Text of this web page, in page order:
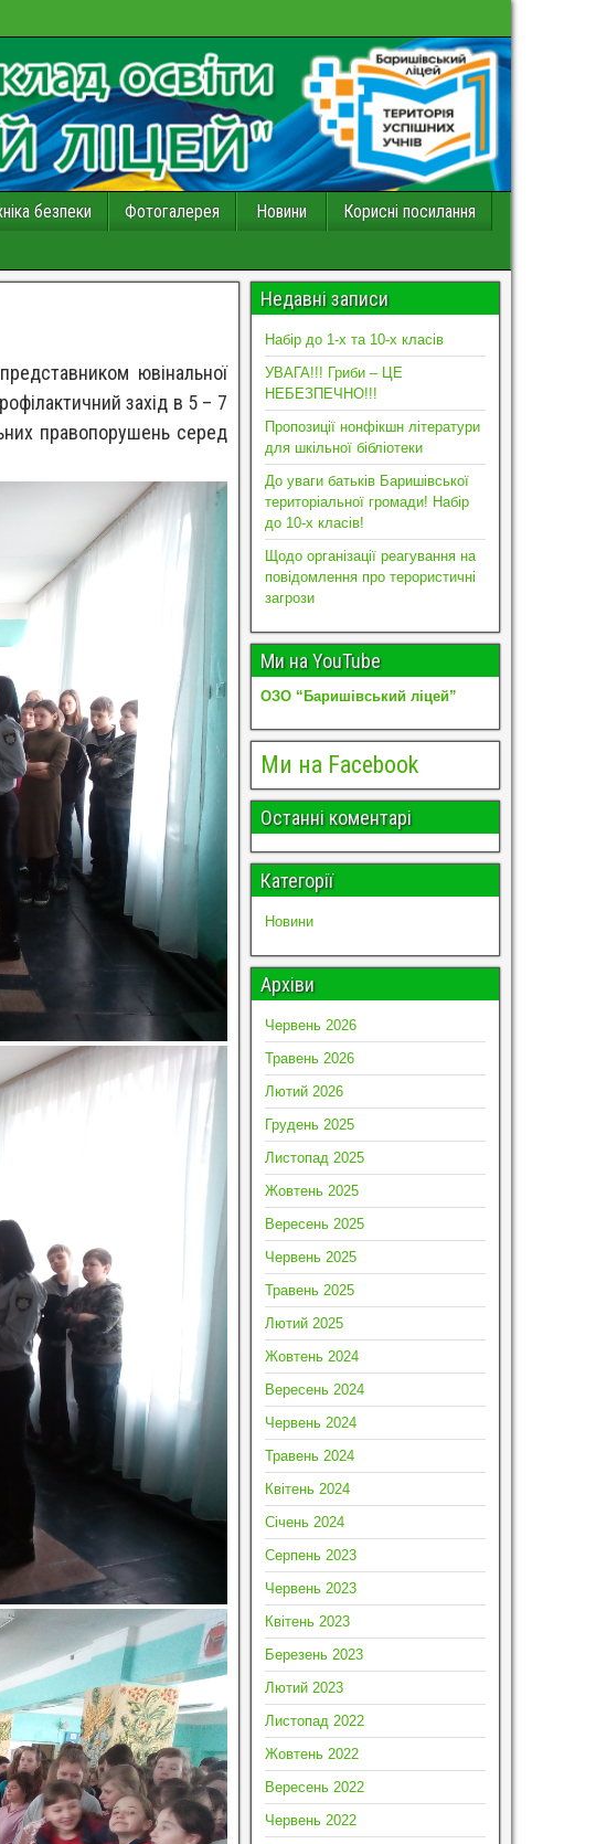
безпеки Фотогалерея Новини
Корисні посилання
ювінальної
захід в 5 – 7
правопорушень серед
Недавні записи
Набір до 1-х та 10-х класів
УВАГА!!! Гриби – ЦЕ
НЕБЕЗПЕЧНО!!!
Пропозиції нонфікшн літератури
для шкільної бібліотеки
До уваги батьків Баришівської
територіальної громади! Набір
до 10-х класів!
Щодо організації реагування на
повідомлення про терористичні
загрози
Ми на YouTube
ОЗО “Баришівський ліцей”
Ми на Facebook
Останні коментарі
Категорії
Новини
Архіви
Червень 2026
Травень 2026
Лютий 2026
Грудень 2025
Листопад 2025
Жовтень 2025
Вересень 2025
Червень 2025
Травень 2025
Лютий 2025
Жовтень 2024
Вересень 2024
Червень 2024
Травень 2024
Квітень 2024
Січень 2024
Серпень 2023
Червень 2023
Квітень 2023
Березень 2023
Лютий 2023
Листопад 2022
Жовтень 2022
Вересень 2022
Червень 2022